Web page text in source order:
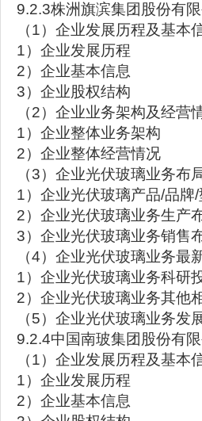
9.2.3株洲旗滨集团股份有限
（1）企业发展历程及基本
1）企业发展历程
2）企业基本信息
3）企业股权结构
（2）企业业务架构及经营
1）企业整体业务架构
2）企业整体经营情况
（3）企业光伏玻璃业务布
1）企业光伏玻璃产品/品牌
2）企业光伏玻璃业务生产
3）企业光伏玻璃业务销售
（4）企业光伏玻璃业务最
1）企业光伏玻璃业务科研
2）企业光伏玻璃业务其他
（5）企业光伏玻璃业务发
9.2.4中国南玻集团股份有限
（1）企业发展历程及基本
1）企业发展历程
2）企业基本信息